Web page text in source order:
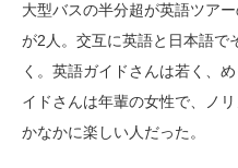
大型バスの半分超が英語ツア
が2人。交互に英語と日本語で
く。英語ガイドさんは若く、
イドさんは年輩の女性で、ノ
かなかに楽しい人だった。